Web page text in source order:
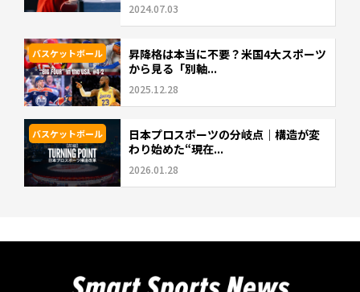
2024.07.03
バスケットボール
昇降格は本当に不要？米国4大スポーツ
から見る「別軸...
2025.12.28
バスケットボール
日本プロスポーツの分岐点｜構造が変
わり始めた“現在...
2026.01.28